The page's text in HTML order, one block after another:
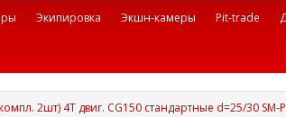
Экипировка Экшн-камеры Pit-trade
2шт) 4T двиг. CG150 стандартные d=25/30 SM-